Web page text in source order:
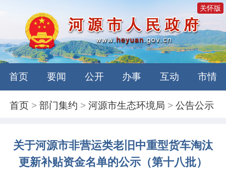
关怀版
首页 要闻 公开 办事 互动 市情
首页 >部门集约 >河源市生态环境局 >公告公示
关于河源市非营运类老旧中重型货车淘汰
更新补贴资金名单的公示（第十八批）